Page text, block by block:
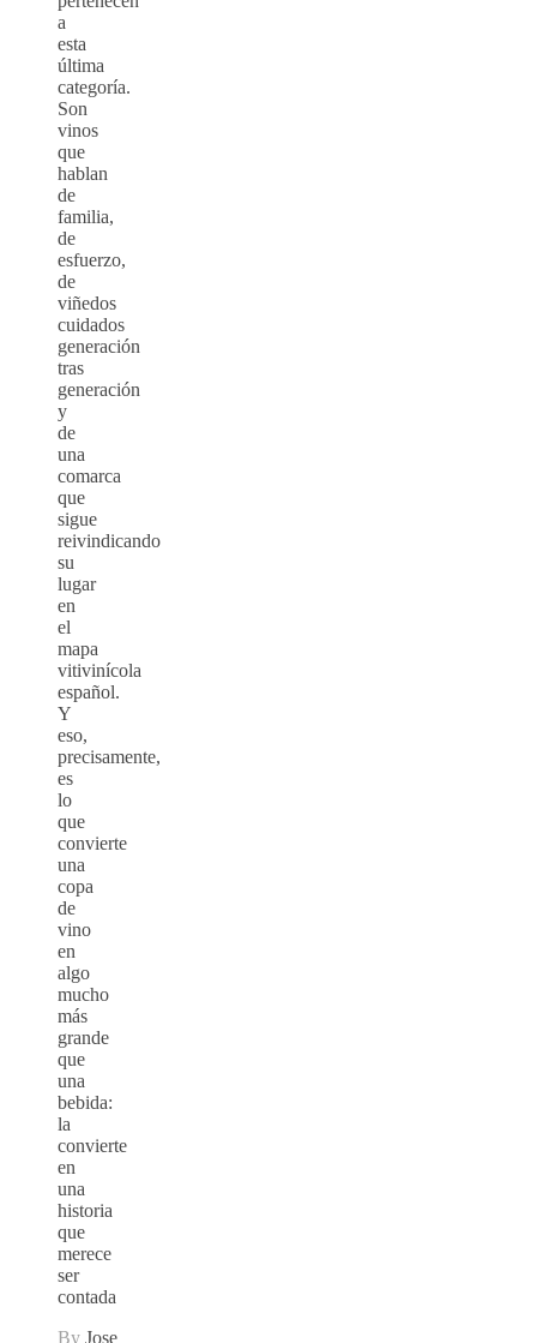
a
esta
última
categoría.
Son
vinos
que
hablan
de
familia,
de
esfuerzo,
de
viñedos
cuidados
generación
tras
generación
y
de
una
comarca
que
sigue
reivindicando
su
lugar
en
el
mapa
vitivinícola
español.
Y
eso,
precisamente,
es
lo
que
convierte
una
copa
de
vino
en
algo
mucho
más
grande
que
una
bebida:
la
convierte
en
una
historia
que
merece
ser
contada
By Jose